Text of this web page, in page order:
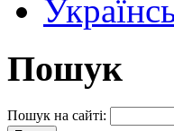
Пошук
Пошук на сайті: